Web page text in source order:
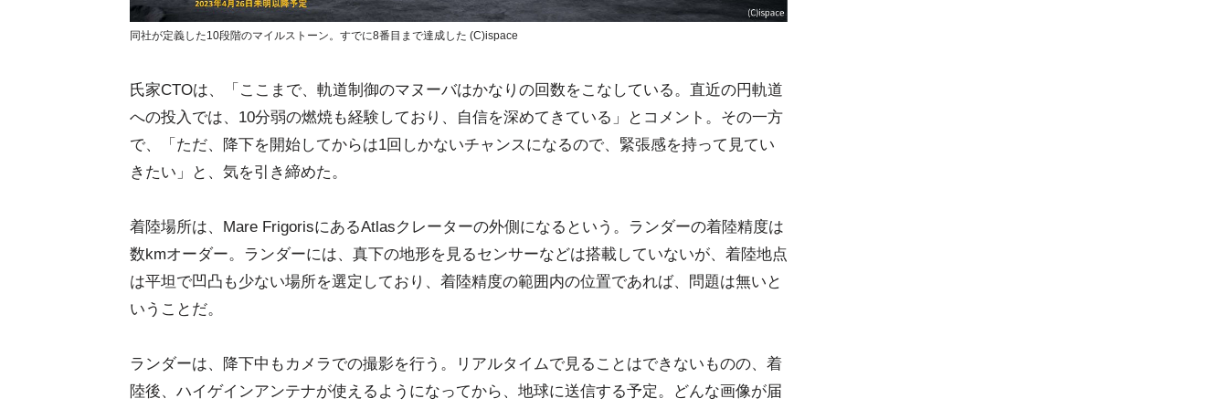
同社が定義した10段階のマイルストーン。すでに8番目まで達成した (C)ispace
氏家CTOは、「ここまで、軌道制御のマヌーバはかなりの回数をこなしている。直近の円軌道
への投入では、10分弱の燃焼も経験しており、自信を深めてきている」とコメント。その一方
で、「ただ、降下を開始してからは1回しかないチャンスになるので、緊張感を持って見てい
きたい」と、気を引き締めた。
着陸場所は、Mare FrigorisにあるAtlasクレーターの外側になるという。ランダーの着陸精度は
数kmオーダー。ランダーには、真下の地形を見るセンサーなどは搭載していないが、着陸地点
は平坦で凹凸も少ない場所を選定しており、着陸精度の範囲内の位置であれば、問題は無いと
いうことだ。
ランダーは、降下中もカメラでの撮影を行う。リアルタイムで見ることはできないものの、着
陸後、ハイゲインアンテナが使えるようになってから、地球に送信する予定。どんな画像が届